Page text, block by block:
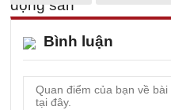
Bình luận